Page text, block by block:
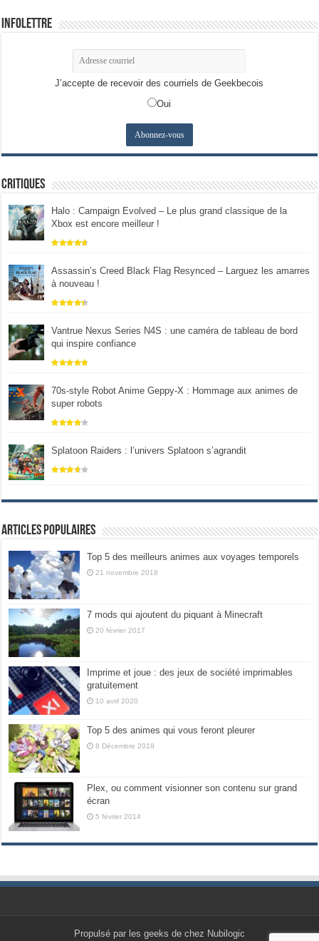
Infolettre
J’accepte de recevoir des courriels de Geekbecois
Oui
Critiques
Halo : Campaign Evolved – Le plus grand classique de la
Xbox est encore meilleur !
Assassin’s Creed Black Flag Resynced – Larguez les amarres
à nouveau !
Vantrue Nexus Series N4S : une caméra de tableau de bord
qui inspire confiance
70s-style Robot Anime Geppy-X : Hommage aux animes de
super robots
Splatoon Raiders : l’univers Splatoon s’agrandit
Articles populaires
Top 5 des meilleurs animes aux voyages temporels
21 novembre 2018
7 mods qui ajoutent du piquant à Minecraft
20 février 2017
Imprime et joue : des jeux de société imprimables
gratuitement
10 avril 2020
Top 5 des animes qui vous feront pleurer
8 Décembre 2018
Plex, ou comment visionner son contenu sur grand
écran
5 février 2014
Propulsé par les geeks de chez Nubilogic